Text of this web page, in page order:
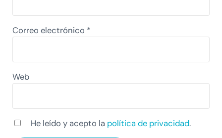
Correo electrónico *
Web
He leído y acepto la política de privacidad.